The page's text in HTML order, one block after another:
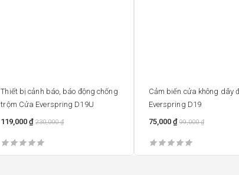
Thiết bị cảnh báo, báo động chống
trộm Cửa Everspring D19U
119,000₫ 230,000₫
Cảm biến cửa không dây
Everspring D19
75,000 ₫ 99,000₫